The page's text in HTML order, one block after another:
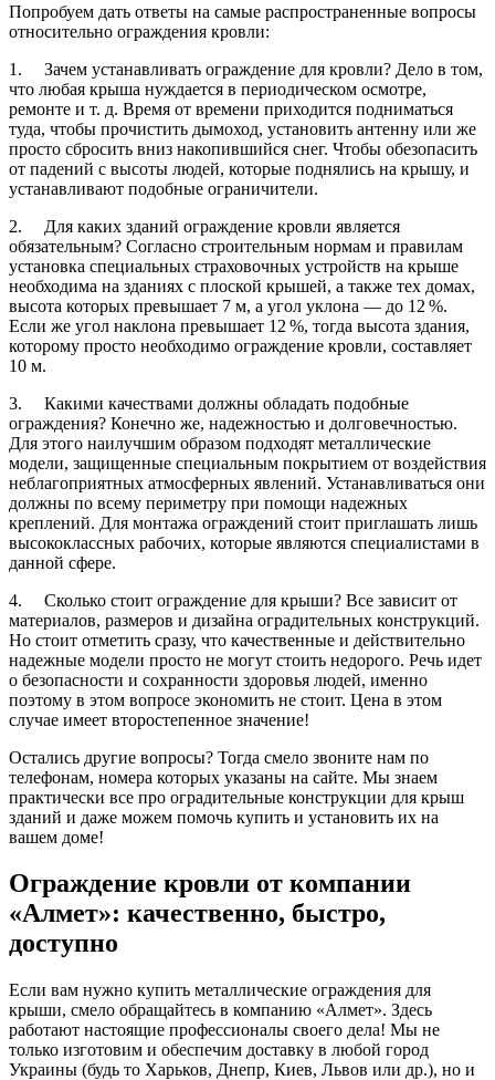
Попробуем дать ответы на самые распространенные вопросы
относительно ограждения кровли:
1. Зачем устанавливать ограждение для кровли? Дело в том,
что любая крыша нуждается в периодическом осмотре,
ремонте и т. д. Время от времени приходится подниматься
туда, чтобы прочистить дымоход, установить антенну или же
просто сбросить вниз накопившийся снег. Чтобы обезопасить
от падений с высоты людей, которые поднялись на крышу, и
устанавливают подобные ограничители.
2. Для каких зданий ограждение кровли является
обязательным? Согласно строительным нормам и правилам
установка специальных страховочных устройств на крыше
необходима на зданиях с плоской крышей, а также тех домах,
высота которых превышает 7 м, а угол уклона — до 12 %.
Если же угол наклона превышает 12 %, тогда высота здания,
которому просто необходимо ограждение кровли, составляет
10 м.
3. Какими качествами должны обладать подобные
ограждения? Конечно же, надежностью и долговечностью.
Для этого наилучшим образом подходят металлические
модели, защищенные специальным покрытием от воздействия
неблагоприятных атмосферных явлений. Устанавливаться они
должны по всему периметру при помощи надежных
креплений. Для монтажа ограждений стоит приглашать лишь
высококлассных рабочих, которые являются специалистами в
данной сфере.
4. Сколько стоит ограждение для крыши? Все зависит от
материалов, размеров и дизайна оградительных конструкций.
Но стоит отметить сразу, что качественные и действительно
надежные модели просто не могут стоить недорого. Речь идет
о безопасности и сохранности здоровья людей, именно
поэтому в этом вопросе экономить не стоит. Цена в этом
случае имеет второстепенное значение!
Остались другие вопросы? Тогда смело звоните нам по
телефонам, номера которых указаны на сайте. Мы знаем
практически все про оградительные конструкции для крыш
зданий и даже можем помочь купить и установить их на
вашем доме!
Ограждение кровли от компании
«Алмет»: качественно, быстро,
доступно
Если вам нужно купить металлические ограждения для
крыши, смело обращайтесь в компанию «Алмет». Здесь
работают настоящие профессионалы своего дела! Мы не
только изготовим и обеспечим доставку в любой город
Украины (будь то Харьков, Днепр, Киев, Львов или др.), но и